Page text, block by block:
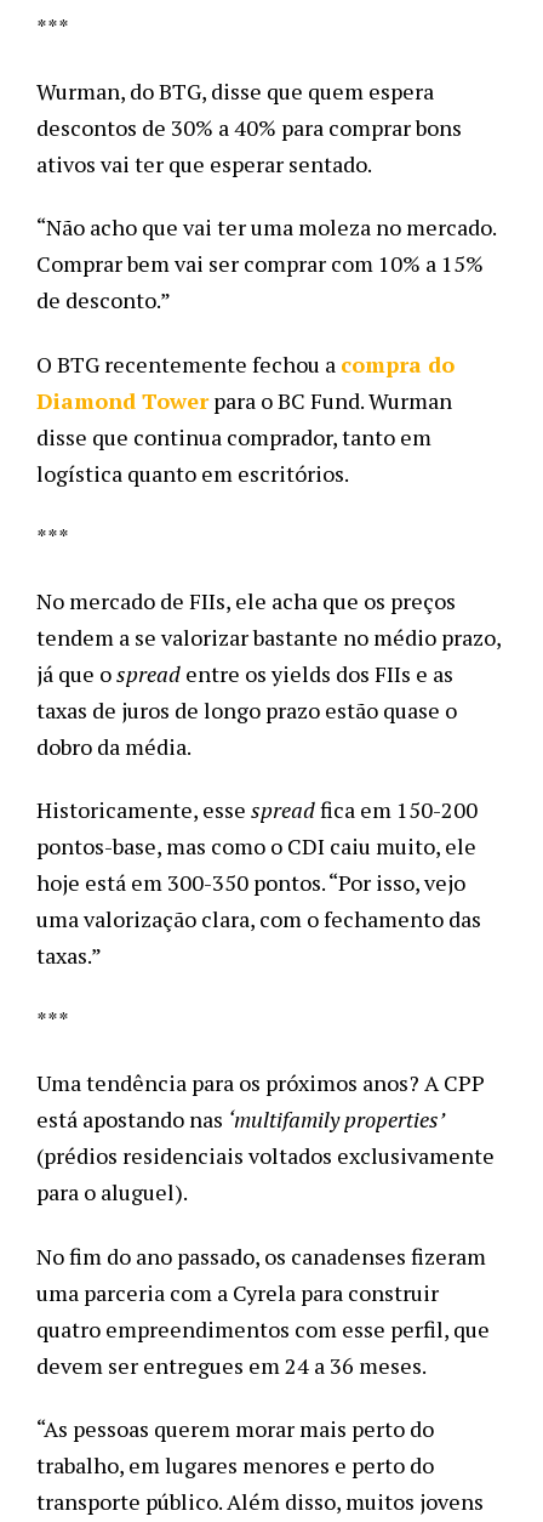
***
Wurman, do BTG, disse que quem espera
descontos de 30% a 40% para comprar bons
ativos vai ter que esperar sentado.
“Não acho que vai ter uma moleza no mercado.
Comprar bem vai ser comprar com 10% a 15%
de desconto.”
O BTG recentemente fechou a compra do
Diamond Tower para o BC Fund. Wurman
disse que continua comprador, tanto em
logística quanto em escritórios.
***
No mercado de FIIs, ele acha que os preços
tendem a se valorizar bastante no médio prazo,
já que o spread entre os yields dos FIIs e as
taxas de juros de longo prazo estão quase o
dobro da média.
Historicamente, esse spread fica em 150-200
pontos-base, mas como o CDI caiu muito, ele
hoje está em 300-350 pontos. “Por isso, vejo
uma valorização clara, com o fechamento das
taxas.”
***
Uma tendência para os próximos anos? A CPP
está apostando nas ‘multifamily properties’
(prédios residenciais voltados exclusivamente
para o aluguel).
No fim do ano passado, os canadenses fizeram
uma parceria com a Cyrela para construir
quatro empreendimentos com esse perfil, que
devem ser entregues em 24 a 36 meses.
“As pessoas querem morar mais perto do
trabalho, em lugares menores e perto do
transporte público. Além disso, muitos jovens